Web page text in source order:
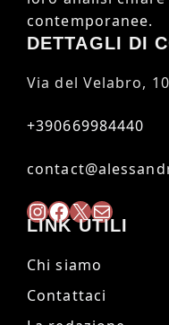
contemporanee.
DETTAGLI DI
Via del Velabro,
+390669984440
Instagram
Facebook
X Mail
LINK UTILI
Chi siamo
Contattaci